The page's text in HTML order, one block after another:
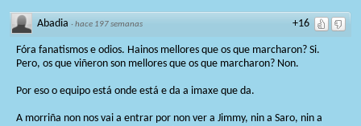
+16
Abadia ·hace 197 semanas
Fóra fanatismos e odios. Hainos mellores que os que marcharon? Si.
Pero, os que viñeron son mellores que os que marcharon? Non.
Por eso o equipo está onde está e da a imaxe que da.
A morriña non nos vai a entrar por non ver a Jimmy, nin a Saro, nin a